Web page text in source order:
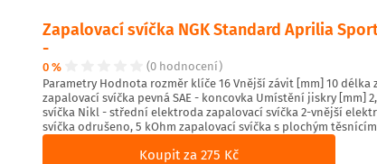
Zapalovací svíčka NGK Standard Aprilia
-
0 %
(0 hodnocení)
Parametry Hodnota rozměr klíče 16 Vnější závit [mm] 10 délka
zapalovací svíčka pevná SAE - koncovka Umístění jiskry [mm]
svíčka Nikl - střední elektroda zapalovací svíčka 2-vnější
svíčka odrušeno, 5 kOhm zapalovací svíčka s plochým
Koupit za 275 Kč